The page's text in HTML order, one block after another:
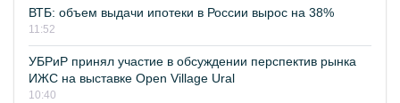
ВТБ: объем выдачи ипотеки в России вырос на 38%
11:52
УБРиР принял участие в обсуждении перспектив рынка
ИЖС на выставке Open Village Ural
10:40